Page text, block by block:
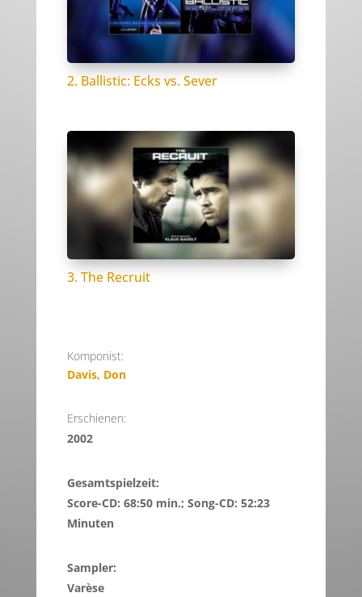
2. Ballistic: Ecks vs. Sever
3. The Recruit
Komponist:
Davis, Don
Erschienen:
2002
Gesamtspielzeit:
Score-CD: 68:50 min.; Song-CD: 52:23
Minuten
Sampler:
Varèse